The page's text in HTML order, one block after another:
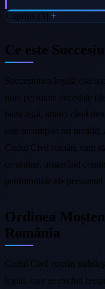
Cuprins (3)
Ce este
Succesiunea legală este
unei persoane decedate
baza legii, atunci când
este incomplet ori invalid.
Codul Civil român, care
ce ordine, asigurând
patrimoniale ale
Ordinea
România
Codul Civil român
legali, care se exclud